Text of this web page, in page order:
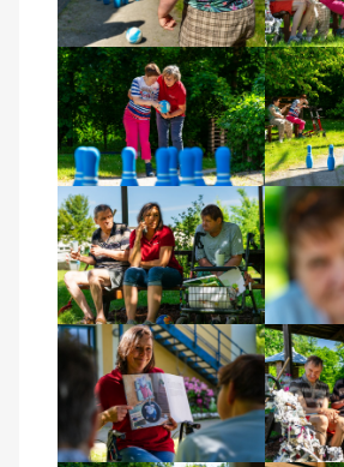
Bildung
Über uns
Veranstaltungen
Spenden
Mitmachen
Karriere
Ausbildung